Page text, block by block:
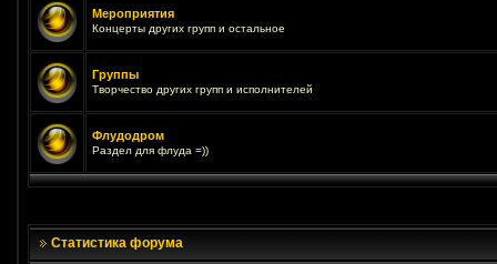
Мероприятия
Концерты других групп и остальное
Группы
Творчество других групп и исполнителей
Флудодром
Раздел для флуда =))
Статистика форума